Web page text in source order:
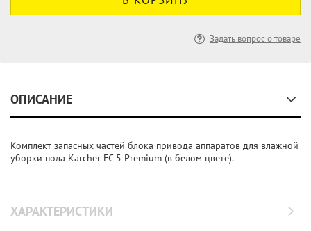
Задать вопрос о товаре
ОПИСАНИЕ
Комплект запасных частей блока привода аппаратов для влажной
уборки пола Karcher FC 5 Premium (в белом цвете).
ХАРАКТЕРИСТИКИ